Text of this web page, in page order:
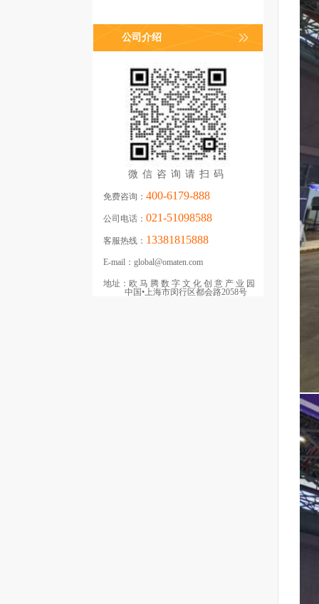
公司介绍
微信咨询请扫码
免费咨询： 400-6179-888
公司电话： 021-51098588
客服热线： 13381815888
E-mail： global@omaten.com
地址： 欧马腾数字文化创意产业园
中国•上海市闵行区都会路2058号